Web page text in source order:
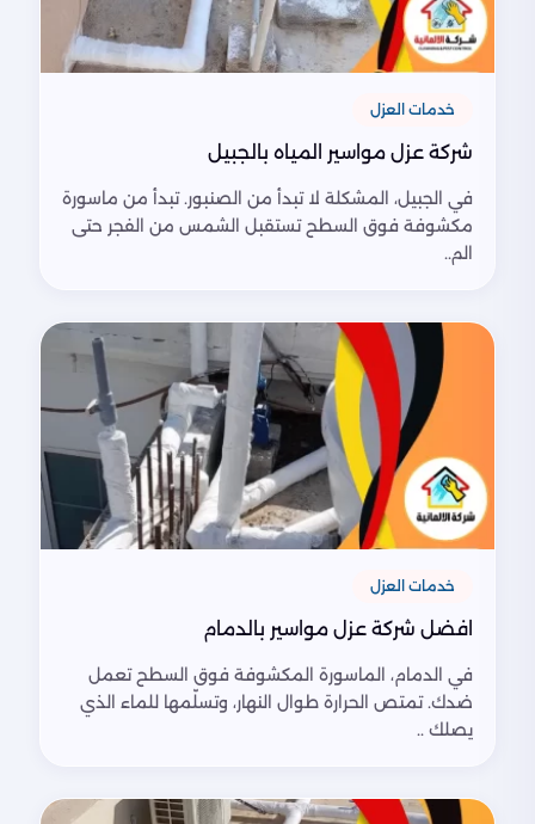
خدمات العزل
شركة عزل مواسير المياه بالجبيل
في الجبيل، المشكلة لا تبدأ من الصنبور. تبدأ من ماسورة
مكشوفة فوق السطح تستقبل الشمس من الفجر حتى
الم..
خدمات العزل
افضل شركة عزل مواسير بالدمام
في الدمام، الماسورة المكشوفة فوق السطح تعمل
ضدك. تمتص الحرارة طوال النهار، وتسلّمها للماء الذي
يصلك ..